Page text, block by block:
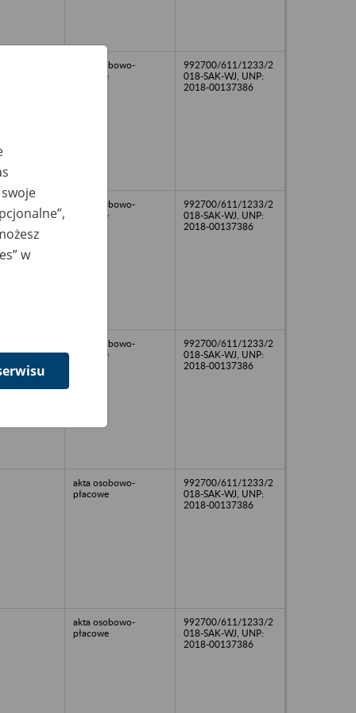
akta osobowo-
płacowe
992700/611/1233/2
018-SAK-WJ, UNP:
2018-00137386
akta osobowo-
płacowe
992700/611/1233/2
018-SAK-WJ, UNP:
2018-00137386
akta osobowo-
płacowe
992700/611/1233/2
018-SAK-WJ, UNP:
2018-00137386
akta osobowo-
płacowe
992700/611/1233/2
018-SAK-WJ, UNP:
2018-00137386
akta osobowo-
płacowe
992700/611/1233/2
018-SAK-WJ, UNP:
2018-00137386
w